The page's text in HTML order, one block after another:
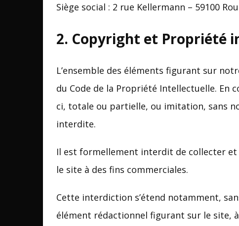
Siège social : 2 rue Kellermann – 59100
2. Copyright et Propriété
L’ensemble des éléments figurant sur
du Code de la Propriété Intellectuelle. En
ci, totale ou partielle, ou imitation, sans
interdite.
Il est formellement interdit de collecter
le site à des fins commerciales.
Cette interdiction s’étend notamment,
élément rédactionnel figurant sur le site,